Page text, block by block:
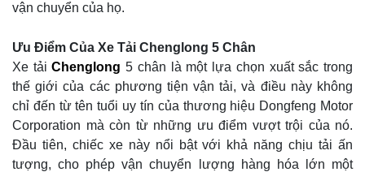
vận chuyển của họ.
Ưu Điểm Của Xe Tải Chenglong 5 Chân
Xe tảiChenglong 5 chân là một lựa chọn xuất sắc trong
thế giới của các phương tiện vận tải, và điều này không
chỉ đến từ tên tuổi uy tín của thương hiệu Dongfeng Motor
Corporation mà còn từ những ưu điểm vượt trội của nó.
Đầu tiên, chiếc xe này nổi bật với khả năng chịu tải ấn
tượng, cho phép vận chuyển lượng hàng hóa lớn một